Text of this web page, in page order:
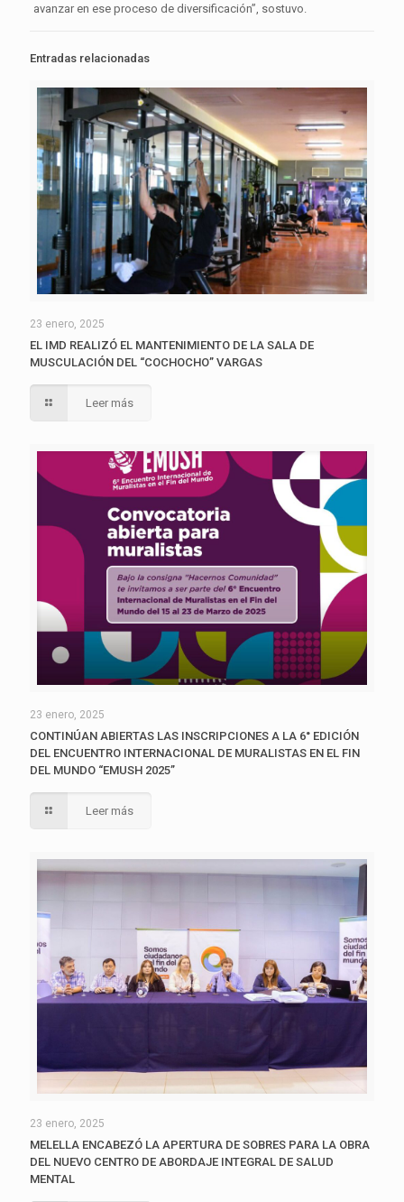
avanzar en ese proceso de diversificación”, sostuvo.
Entradas relacionadas
23 enero, 2025
EL IMD REALIZÓ EL MANTENIMIENTO DE LA SALA DE
MUSCULACIÓN DEL “COCHOCHO” VARGAS
Leer más
23 enero, 2025
CONTINÚAN ABIERTAS LAS INSCRIPCIONES A LA 6° EDICIÓN
DEL ENCUENTRO INTERNACIONAL DE MURALISTAS EN EL FIN
DEL MUNDO “EMUSH 2025”
Leer más
23 enero, 2025
MELELLA ENCABEZÓ LA APERTURA DE SOBRES PARA LA OBRA
DEL NUEVO CENTRO DE ABORDAJE INTEGRAL DE SALUD
MENTAL